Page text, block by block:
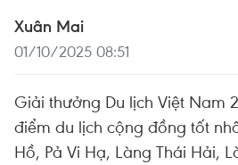
Xuân Mai
01/10/2025 08:51
Giải thưởng Du lịch Việt Nam
điểm du lịch cộng đồng tốt
Hồ, Pả Vi Hạ, Làng Thái Hải,